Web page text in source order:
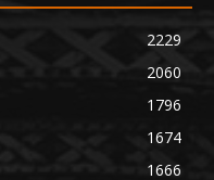
2229
2060
1796
1674
1666